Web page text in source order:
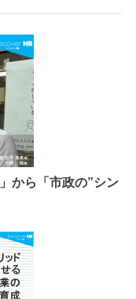
から「市政の”シン